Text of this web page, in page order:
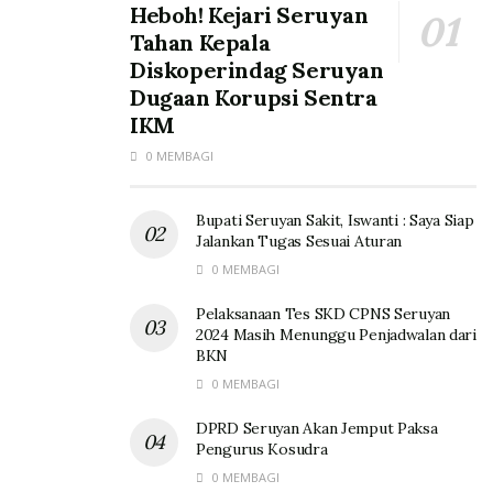
Heboh! Kejari Seruyan
Tahan Kepala
Diskoperindag Seruyan
Dugaan Korupsi Sentra
IKM
0 MEMBAGI
Bupati Seruyan Sakit, Iswanti : Saya Siap
Jalankan Tugas Sesuai Aturan
0 MEMBAGI
Pelaksanaan Tes SKD CPNS Seruyan
2024 Masih Menunggu Penjadwalan dari
BKN
0 MEMBAGI
DPRD Seruyan Akan Jemput Paksa
Pengurus Kosudra
0 MEMBAGI